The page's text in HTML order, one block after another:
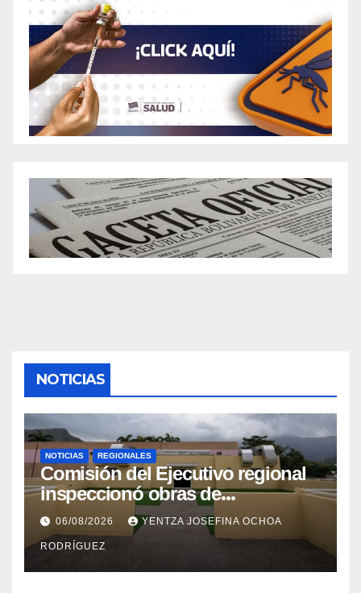
NOTICIAS
NOTICIAS REGIONALES
Comisión del Ejecutivo regional
inspeccionó obras de
recuperación en la Maternidad
Integral Aragua
06/08/2026 YENTZA JOSEFINA OCHOA
RODRÍGUEZ